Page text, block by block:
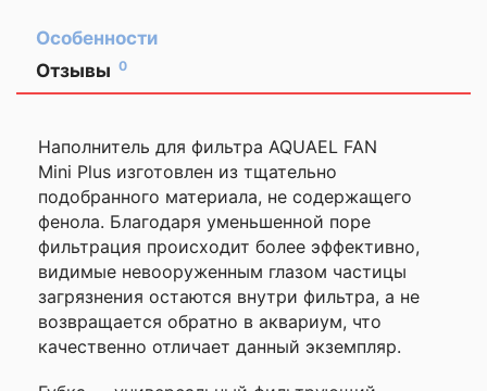
Особенности
Отзывы 0
Наполнитель для фильтра AQUAEL FAN
Mini Plus изготовлен из тщательно
подобранного материала, не содержащего
фенола. Благодаря уменьшенной поре
фильтрация происходит более эффективно,
видимые невооруженным глазом частицы
загрязнения остаются внутри фильтра, а не
возвращается обратно в аквариум, что
качественно отличает данный экземпляр.
Оставить
отзыв
оценка
Ваше
имя